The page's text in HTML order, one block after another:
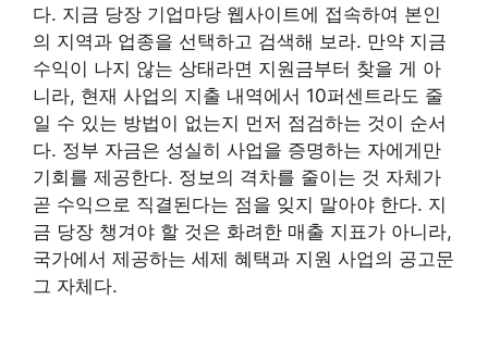
다. 지금 당장 기업마당 웹사이트에 접속하여 본인
의 지역과 업종을 선택하고 검색해 보라. 만약 지금
수익이 나지 않는 상태라면 지원금부터 찾을 게 아
니라, 현재 사업의 지출 내역에서 10퍼센트라도 줄
일 수 있는 방법이 없는지 먼저 점검하는 것이 순서
다. 정부 자금은 성실히 사업을 증명하는 자에게만
기회를 제공한다. 정보의 격차를 줄이는 것 자체가
곧 수익으로 직결된다는 점을 잊지 말아야 한다. 지
금 당장 챙겨야 할 것은 화려한 매출 지표가 아니라,
국가에서 제공하는 세제 혜택과 지원 사업의 공고문
그 자체다.